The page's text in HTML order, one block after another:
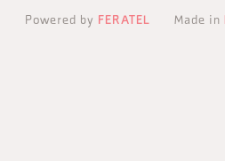
Powered by FERATEL Made in